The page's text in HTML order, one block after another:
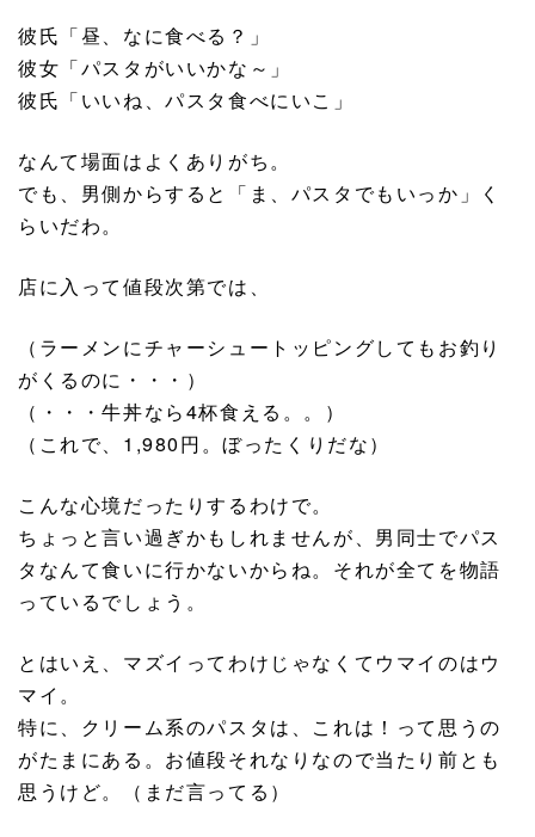
彼氏「昼、なに食べる？」
彼女「パスタがいいかな～」
彼氏「いいね、パスタ食べにいこ」
なんて場面はよくありがち。
でも、男側からすると「ま、パスタでもいっか」く
らいだわ。
店に入って値段次第では、
（ラーメンにチャーシュートッピングしてもお釣り
がくるのに・・・）
（・・・牛丼なら4杯食える。。）
（これで、1,980円。ぼったくりだな）
こんな心境だったりするわけで。
ちょっと言い過ぎかもしれませんが、男同士でパス
タなんて食いに行かないからね。それが全てを物語
っているでしょう。
とはいえ、マズイってわけじゃなくてウマイのはウ
マイ。
特に、クリーム系のパスタは、これは！って思うの
がたまにある。お値段それなりなので当たり前とも
思うけど。（まだ言ってる）